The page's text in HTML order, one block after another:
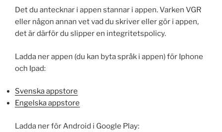
Det du antecknar i appen stannar i appen. Varken VGR
eller någon annan vet vad du skriver eller gör i appen,
det är därför du slipper en integritetspolicy.
Ladda ner appen (du kan byta språk i appen) för Iphone
och Ipad:
Svenska appstore
Engelska appstore
Ladda ner för Android i Google Play: